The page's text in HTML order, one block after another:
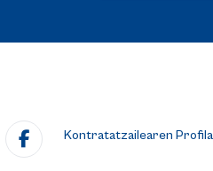
Kontratatzailearen Profila